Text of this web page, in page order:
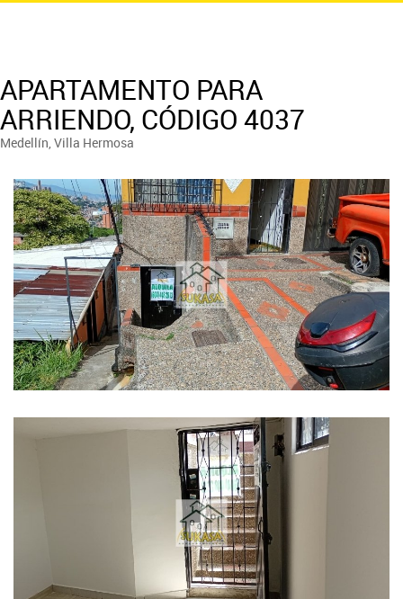
APARTAMENTO PARA
ARRIENDO, CÓDIGO 4037
Medellín, Villa Hermosa